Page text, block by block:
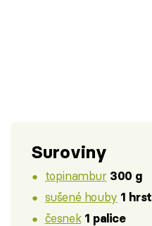
Suroviny
topinambur 300 g
sušené houby 1 hrst
česnek 1 palice